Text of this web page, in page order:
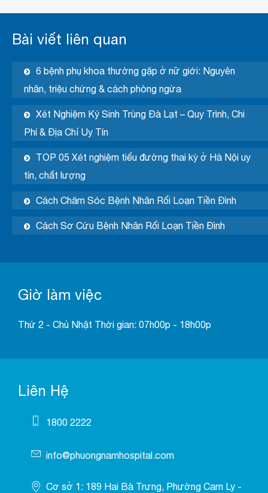
Bài viết liên quan
6 bệnh phụ khoa thường gặp ở nữ giới: Nguyên
nhân, triệu chứng & cách phòng ngừa
Xét Nghiệm Ký Sinh Trùng Đà Lạt – Quy Trình, Chi
Phí & Địa Chỉ Uy Tín
TOP 05 Xét nghiệm tiểu đường thai kỳ ở Hà Nội uy
tín, chất lượng
Cách Chăm Sóc Bệnh Nhân Rối Loạn Tiền Đình
Cách Sơ Cứu Bệnh Nhân Rối Loạn Tiền Đình
Giờ làm việc
Thứ 2 - Chủ Nhật Thời gian: 07h00p - 18h00p
Liên Hệ
1800 2222
info@phuongnamhospital.com
Cơ sở 1: 189 Hai Bà Trưng, Phường Cam Ly -